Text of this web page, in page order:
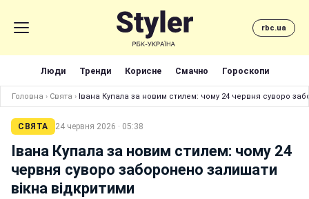
rbc.ua
Люди Тренди Корисне Смачно Гороскопи
Головна › Свята › Івана Купала за новим стилем: чому 24 червня суворо
СВЯТА 24 червня 2026 · 05:38
Івана Купала за новим стилем: чому 24
червня суворо заборонено залишати
вікна відкритими